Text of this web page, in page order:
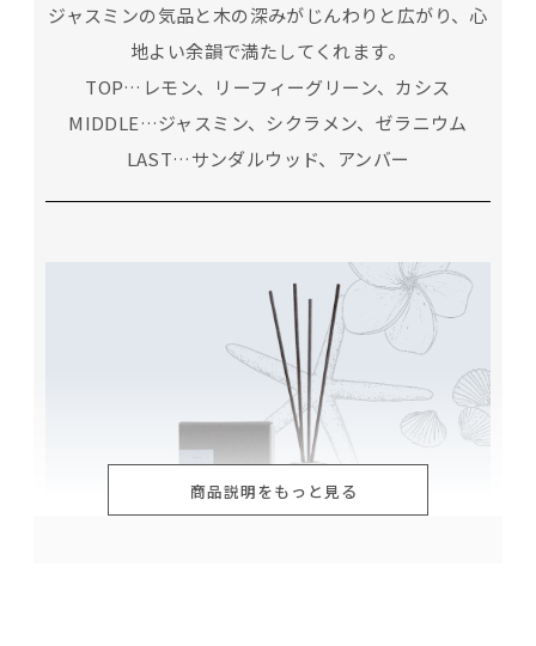
ジャスミンの気品と木の深みがじんわりと広がり、心
地よい余韻で満たしてくれます。
TOP…レモン、リーフィーグリーン、カシス
MIDDLE…ジャスミン、シクラメン、ゼラニウム
LAST…サンダルウッド、アンバー
商品説明をもっと見る